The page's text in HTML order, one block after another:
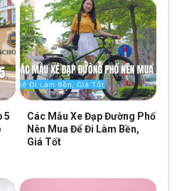
hình thành
5
Các Mẫu Xe Đạp Đường Phố
Nên Mua Để Đi Làm Bền,
Giá Tốt